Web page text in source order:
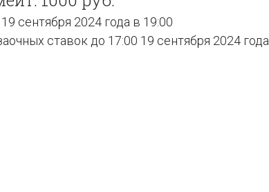
сентября 2024 года в 19:00
ставок до 17:00 19 сентября 2024 года